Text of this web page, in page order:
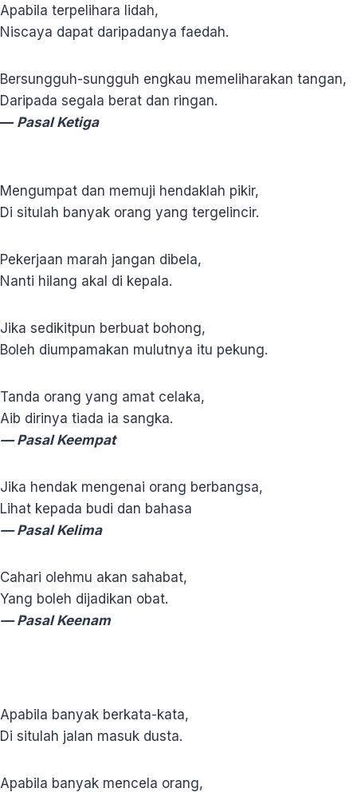
Apabila terpelihara lidah,
Niscaya dapat daripadanya faedah.
Bersungguh-sungguh engkau memeliharakan tangan,
Daripada segala berat dan ringan.
— Pasal Ketiga
Mengumpat dan memuji hendaklah pikir,
Di situlah banyak orang yang tergelincir.
Pekerjaan marah jangan dibela,
Nanti hilang akal di kepala.
Jika sedikitpun berbuat bohong,
Boleh diumpamakan mulutnya itu pekung.
Tanda orang yang amat celaka,
Aib dirinya tiada ia sangka.
— Pasal Keempat
Jika hendak mengenai orang berbangsa,
Lihat kepada budi dan bahasa
— Pasal Kelima
Cahari olehmu akan sahabat,
Yang boleh dijadikan obat.
— Pasal Keenam
Apabila banyak berkata-kata,
Di situlah jalan masuk dusta.
Apabila banyak mencela orang,